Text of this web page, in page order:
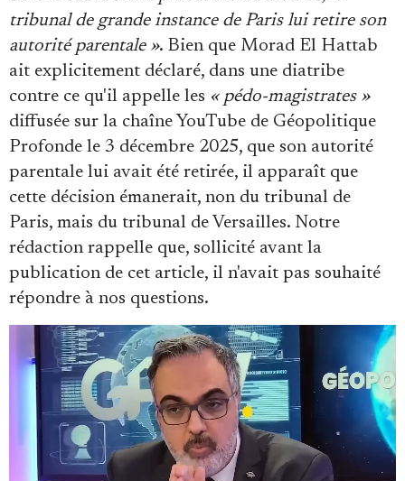
tribunal de grande instance de Paris lui retire son
autorité parentale ». Bien que Morad El Hattab
ait explicitement déclaré, dans une diatribe
contre ce qu'il appelle les « pédo-magistrates »
diffusée sur la chaîne YouTube de Géopolitique
Profonde le 3 décembre 2025, que son autorité
parentale lui avait été retirée, il apparaît que
cette décision émanerait, non du tribunal de
Paris, mais du tribunal de Versailles. Notre
rédaction rappelle que, sollicité avant la
publication de cet article, il n'avait pas souhaité
répondre à nos questions.
Lecteur
vidéo